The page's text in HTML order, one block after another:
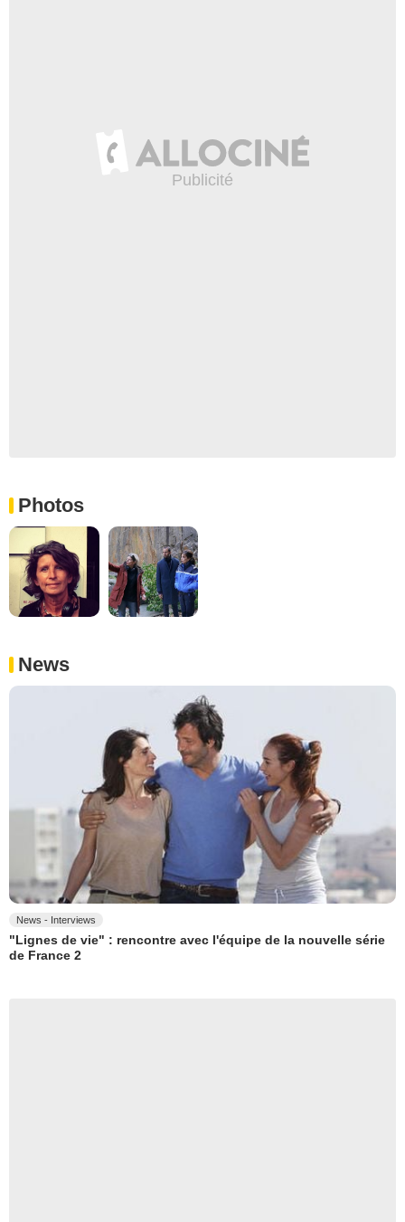
Photos
News
News - Interviews
"Lignes de vie" : rencontre avec l'équipe de la nouvelle série
de France 2